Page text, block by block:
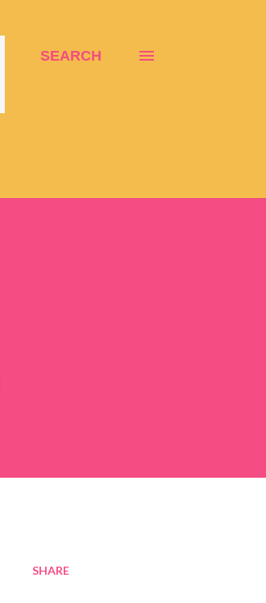
SEARCH
SHARE